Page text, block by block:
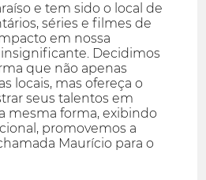
e tem sido o local de
séries e filmes de
em nossa
Decidimos
que não apenas
locais, mas ofereça o
seus talentos em
mesma forma, exibindo
promovemos a
Maurício para o